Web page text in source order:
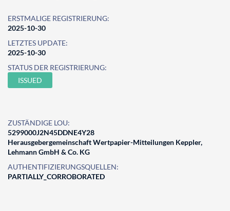
ERSTMALIGE REGISTRIERUNG:
2025-10-30
LETZTES UPDATE:
2025-10-30
STATUS DER REGISTRIERUNG:
ISSUED
ZUSTÄNDIGE LOU:
5299000J2N45DDNE4Y28
Herausgebergemeinschaft Wertpapier-Mitteilungen Keppler,
Lehmann GmbH & Co. KG
AUTHENTIFIZIERUNGSQUELLEN:
PARTIALLY_CORROBORATED